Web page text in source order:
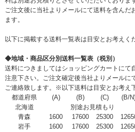
ご注文後に当社よりメールにて送料を含んだ
ます。
以下に掲載する送料一覧表は目安とお考えく
◆地域・商品区分別送料一覧表（税別）
送料につきましてはショッピングカートにて
注意下さい。ご注文確定後当社よりメールに
ご連絡致します。※以下送料は目安とお考え
都道府県
(A) (B) (C)
(B/
北海道
別途お見積もり
青森
1600 17600 25300
岩手
1600 17600 25300